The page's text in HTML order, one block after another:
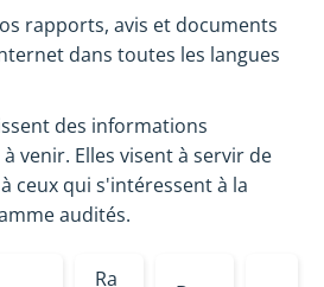
rapports, avis et documents
dans toutes les langues
des informations
venir. Elles visent à servir de
ceux qui s'intéressent à la
audités.
Ra